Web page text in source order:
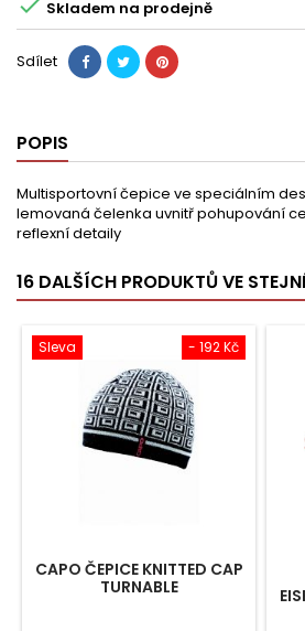
 Skladem na prodejně
Sdílet
POPIS
Multisportovní čepice ve speciálním
lemovaná čelenka uvnitř pohupování
reflexní detaily
16 DALŠÍCH PRODUKTŮ VE
- 192 Kč
Sleva
CAPO ČEPICE KNITTED CAP
TURNABLE